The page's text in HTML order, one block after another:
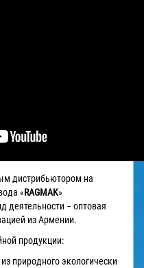
дистрибьютором на
«RAGMAK»
деятельности − оптовая
из Армении.
продукции:
природного экологически